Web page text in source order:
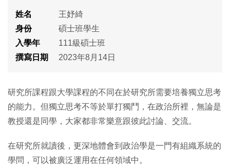
姓名
王妤綺
身份
碩士班學生
入學年
111級碩士班
撰寫日期
2023年8月14日
研究所課程跟大學課程的不同在於研究所需要培養獨立思考
的能力。但獨立思考不等於單打獨鬥，在政治所裡，無論是
教授還是同學，大家都非常樂意跟彼此討論、交流。
在研究所就讀後，更深地體會到政治學是一門有組織系統的
學問，可以被廣泛運用在任何領域中。